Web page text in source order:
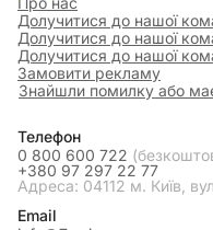
Долучитися до нашої
Долучитися до нашої
Долучитися до нашої
Замовити рекламу
Знайшли помилку або
Телефон
0 800 600 722
+380 97 297 22 77
Адреса: 04112 м. Київ,
Email